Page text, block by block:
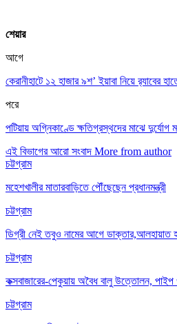
শেয়ার
আগে
কেরানীহাটে ১২ হাজার ৯শ’ ইয়াবা নিয়ে র‌্যাবের
পরে
পটিয়ায় অগ্নিকাণ্ডে ক্ষতিগ্রস্থদের মাঝে দুর্যোগ
এই বিভাগের আরো সংবাদ More from author
চট্টগ্রাম
মহেশখালীর মাতারবাড়িতে পৌঁছেছেন প্রধানমন্ত্রী
চট্টগ্রাম
ডিগ্রী নেই তবুও নামের আগে ডাক্তার,আলহায়াত
চট্টগ্রাম
কক্সবাজারের-পেকুয়ায় অবৈধ বালু উত্তোলন, পাইপ
চট্টগ্রাম